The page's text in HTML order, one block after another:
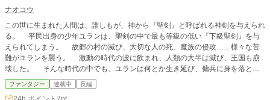
ナオコウ
この世に生まれた人間は、誰しもが、神から『聖剣』と呼ばれる神剣を与えられ
る。 平民出身の少年ユランは、聖剣の中で最も等級の低い『下級聖剣』を与
えられてしまう。 故郷の村の滅び、大切な人の死、魔族の侵攻……様々な苦
難がユランを襲う。 激動の時代の波に飲まれ、人類の大半は滅び、王国も崩
壊した。 そんな時代の中でも、ユランは何とか生き延び、傭兵に身を落とし
ながらも、逞しい戦士へと成長して行った。 やがて、ユランは人類の最後の
希望、人類最強と名高い聖剣士『シリウス・リアーネ』の部隊に配属され、『鎧
ファンタジー 連載中 長編